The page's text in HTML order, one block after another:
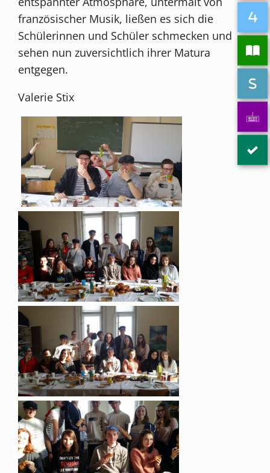
französischer Musik, ließen es sich die
Schülerinnen und Schüler schmecken und
sehen nun zuversichtlich ihrer Matura
entgegen.
Valerie Stix